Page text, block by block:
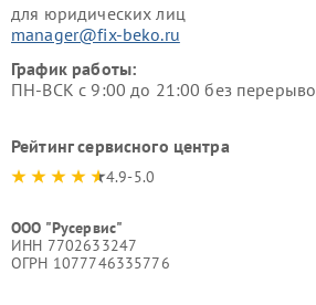
для юридических лиц
manager@fix-beko.ru
График работы:
ПН-ВСК с 9:00 до 21:00 без
Рейтинг сервисного центра
4.9-5.0
ООО "Русервис"
ИНН 7702633247
ОГРН 1077746335776